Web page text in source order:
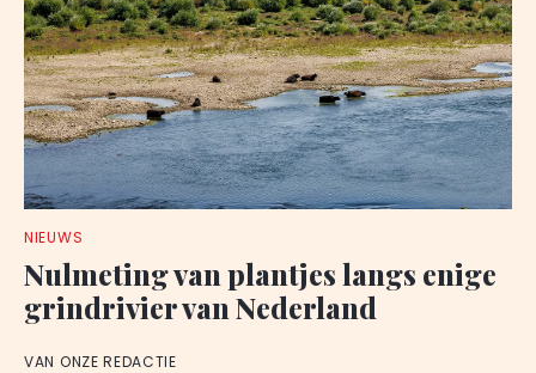
NIEUWS
Nulmeting van plantjes langs enige
grindrivier van Nederland
VAN ONZE REDACTIE